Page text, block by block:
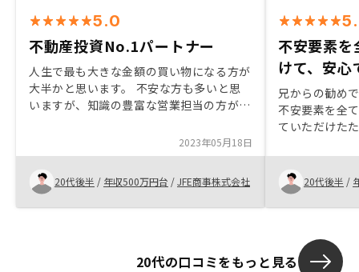
5.0
不動産投資No.1パートナー
人生で最も大きな金額の買い物になる方が
大半かと思います。 不安な方も多いと思
いますが、知識の豊富な営業担当の方が不
利益が出る保証はないですが、投資商品の
一つとしては確実に優良な商品だと思って
ます。Renosyはその手助けをしてくれる
No.1パートナーです。
2023年05月18日
20代後半 / 年収500万円台 /JFE商事株式会社
不安要素を
けて、安心
兄からの勧め
不安要素を全
ていただけた
500万円以上
ないところに
担当の井毛田
した。
20代後半 /
20代の口コミをもっと見る